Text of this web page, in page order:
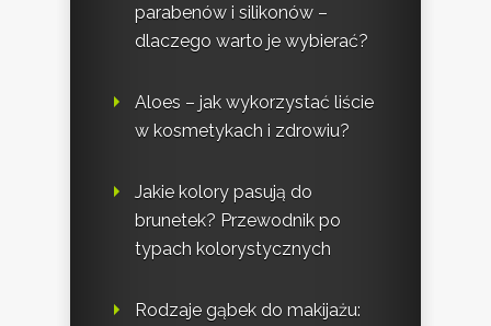
parabenów i silikonów –
dlaczego warto je wybierać?
Aloes – jak wykorzystać liście
w kosmetykach i zdrowiu?
Jakie kolory pasują do
brunetek? Przewodnik po
typach kolorystycznych
Rodzaje gąbek do makijażu: